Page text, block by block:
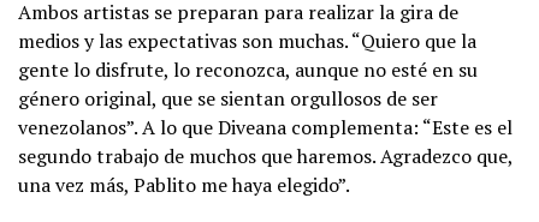
Ambos artistas se preparan para realizar la gira de
medios y las expectativas son muchas. “Quiero que la
gente lo disfrute, lo reconozca, aunque no esté en su
género original, que se sientan orgullosos de ser
venezolanos”. A lo que Diveana complementa: “Este es el
segundo trabajo de muchos que haremos. Agradezco que,
una vez más, Pablito me haya elegido”.